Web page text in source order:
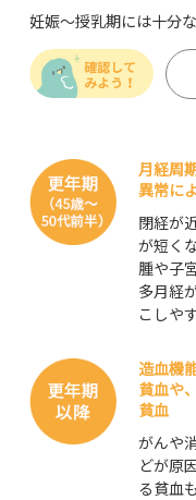
妊娠～授乳期には十分
月経周
異常に
閉経が
が短く
腫や子
多月経
こしや
造血機
貧血や、
貧血
がんや
どが原
る貧血